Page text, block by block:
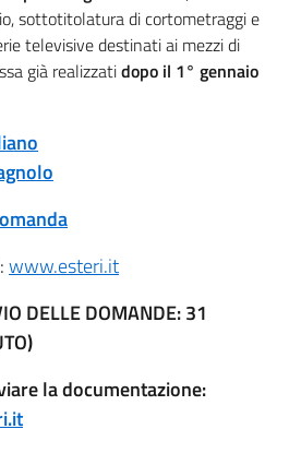
sottotitolatura di cortometraggi e
televisive destinati ai mezzi di
già realizzatidopo il 1° gennaio
www.esteri.it
DELLE DOMANDE: 31
la documentazione: